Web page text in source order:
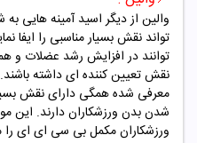
والین از دیگر اسید آمینه هایی
تواند نقش بسیار مناسبی را ایفا
توانند در افزایش رشد عضلات و
نقش تعیین کننده ای داشته
معرفی شده همگی دارای نقش
شدن بدن ورزشکاران دارند. این
ورزشکاران مکمل بی سی ای ای را